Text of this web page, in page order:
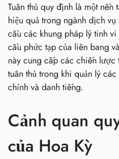
Tuân thủ quy định là một
hiệu quả trong ngành dịch
cầu các khung pháp lý tinh
cầu phức tạp của liên bang
này cung cấp các chiến lược
tuân thủ trong khi quản lý
chính và danh tiếng.
Cảnh quan
của Hoa Kỳ